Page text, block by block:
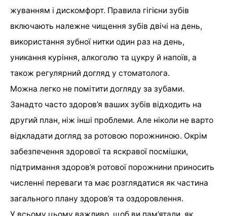
жуванням і дискомфорт. Правила гігієни зубів
включають належне чищення зубів двічі на день,
використання зубної нитки один раз на день,
уникання куріння, алкоголю та цукру й напоїв, а
також регулярний догляд у стоматолога.
Можна легко не помітити догляду за зубами.
Занадто часто здоров’я ваших зубів відходить на
другий план, ніж інші проблеми. Але ніколи не варто
відкладати догляд за ротовою порожниною. Окрім
забезпечення здорової та яскравої посмішки,
підтримання здоров’я ротової порожнини приносить
численні переваги та має розглядатися як частина
загального плану здоров’я та оздоровлення.
У всьому цьому важливо, щоб ви пам’ятали, як